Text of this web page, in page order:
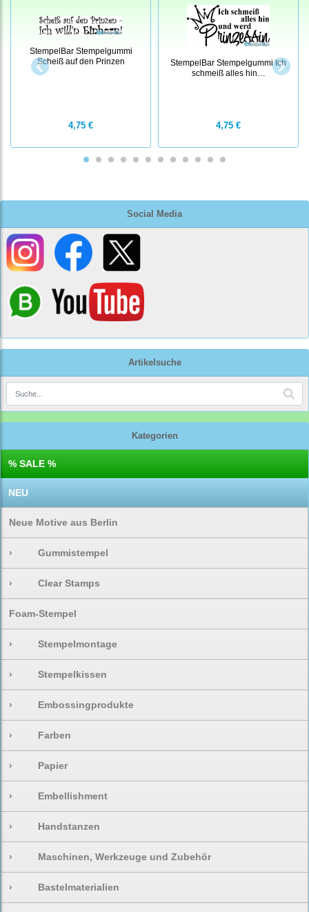
Social Media
Artikelsuche
Kategorien
% SALE %
NEU
Neue Motive aus Berlin
› Gummistempel
› Clear Stamps
Foam-Stempel
› Stempelmontage
› Stempelkissen
› Embossingprodukte
› Farben
› Papier
› Embellishment
› Handstanzen
› Maschinen, Werkzeuge und Zubehör
› Bastelmaterialien
StempelBar Stempelgummi
Scheiß auf den Prinzen
4,75 €
StempelBar Stempelgummi Ich
schmeiß alles hin…
4,75 €